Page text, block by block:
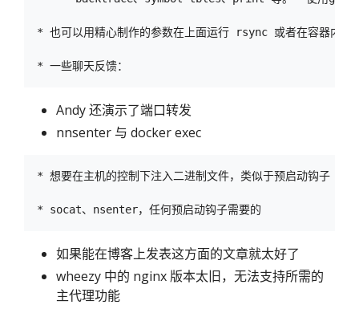
* 也可以用精心制作的参数在上面运行 rsync 或者在容器内设
Andy 还演示了端口转发
nnsenter 与 docker exec
* 想要在主机的控制下注入二进制文件，类似于预启动钩子
如果能在博客上发表这方面的文章就太好了
wheezy 中的 nginx 版本太旧，无法支持所需的
主代理功能